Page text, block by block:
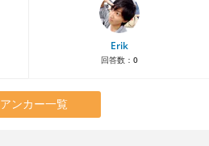
Erik
回答数： 0
アンカー一覧